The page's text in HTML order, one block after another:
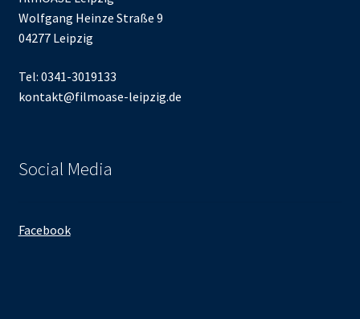
Wolfgang Heinze Straße 9
04277 Leipzig
Tel: 0341-3019133
kontakt@filmoase-leipzig.de
Social Media
Facebook